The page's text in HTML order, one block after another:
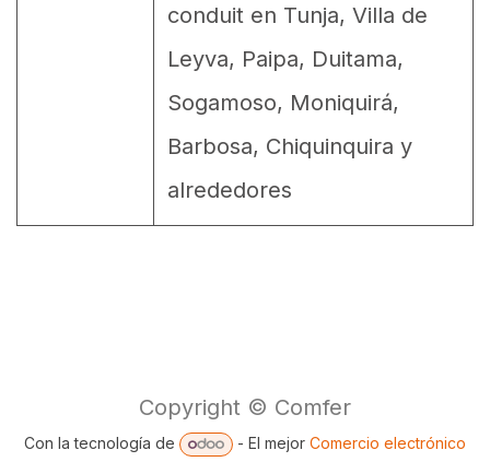
conduit en Tunja, Villa de
Leyva, Paipa, Duitama,
Sogamoso, Moniquirá,
Barbosa, Chiquinquira y
alrededores
Copyright © Comfer
Con la tecnología de - El mejor Comercio electrónico